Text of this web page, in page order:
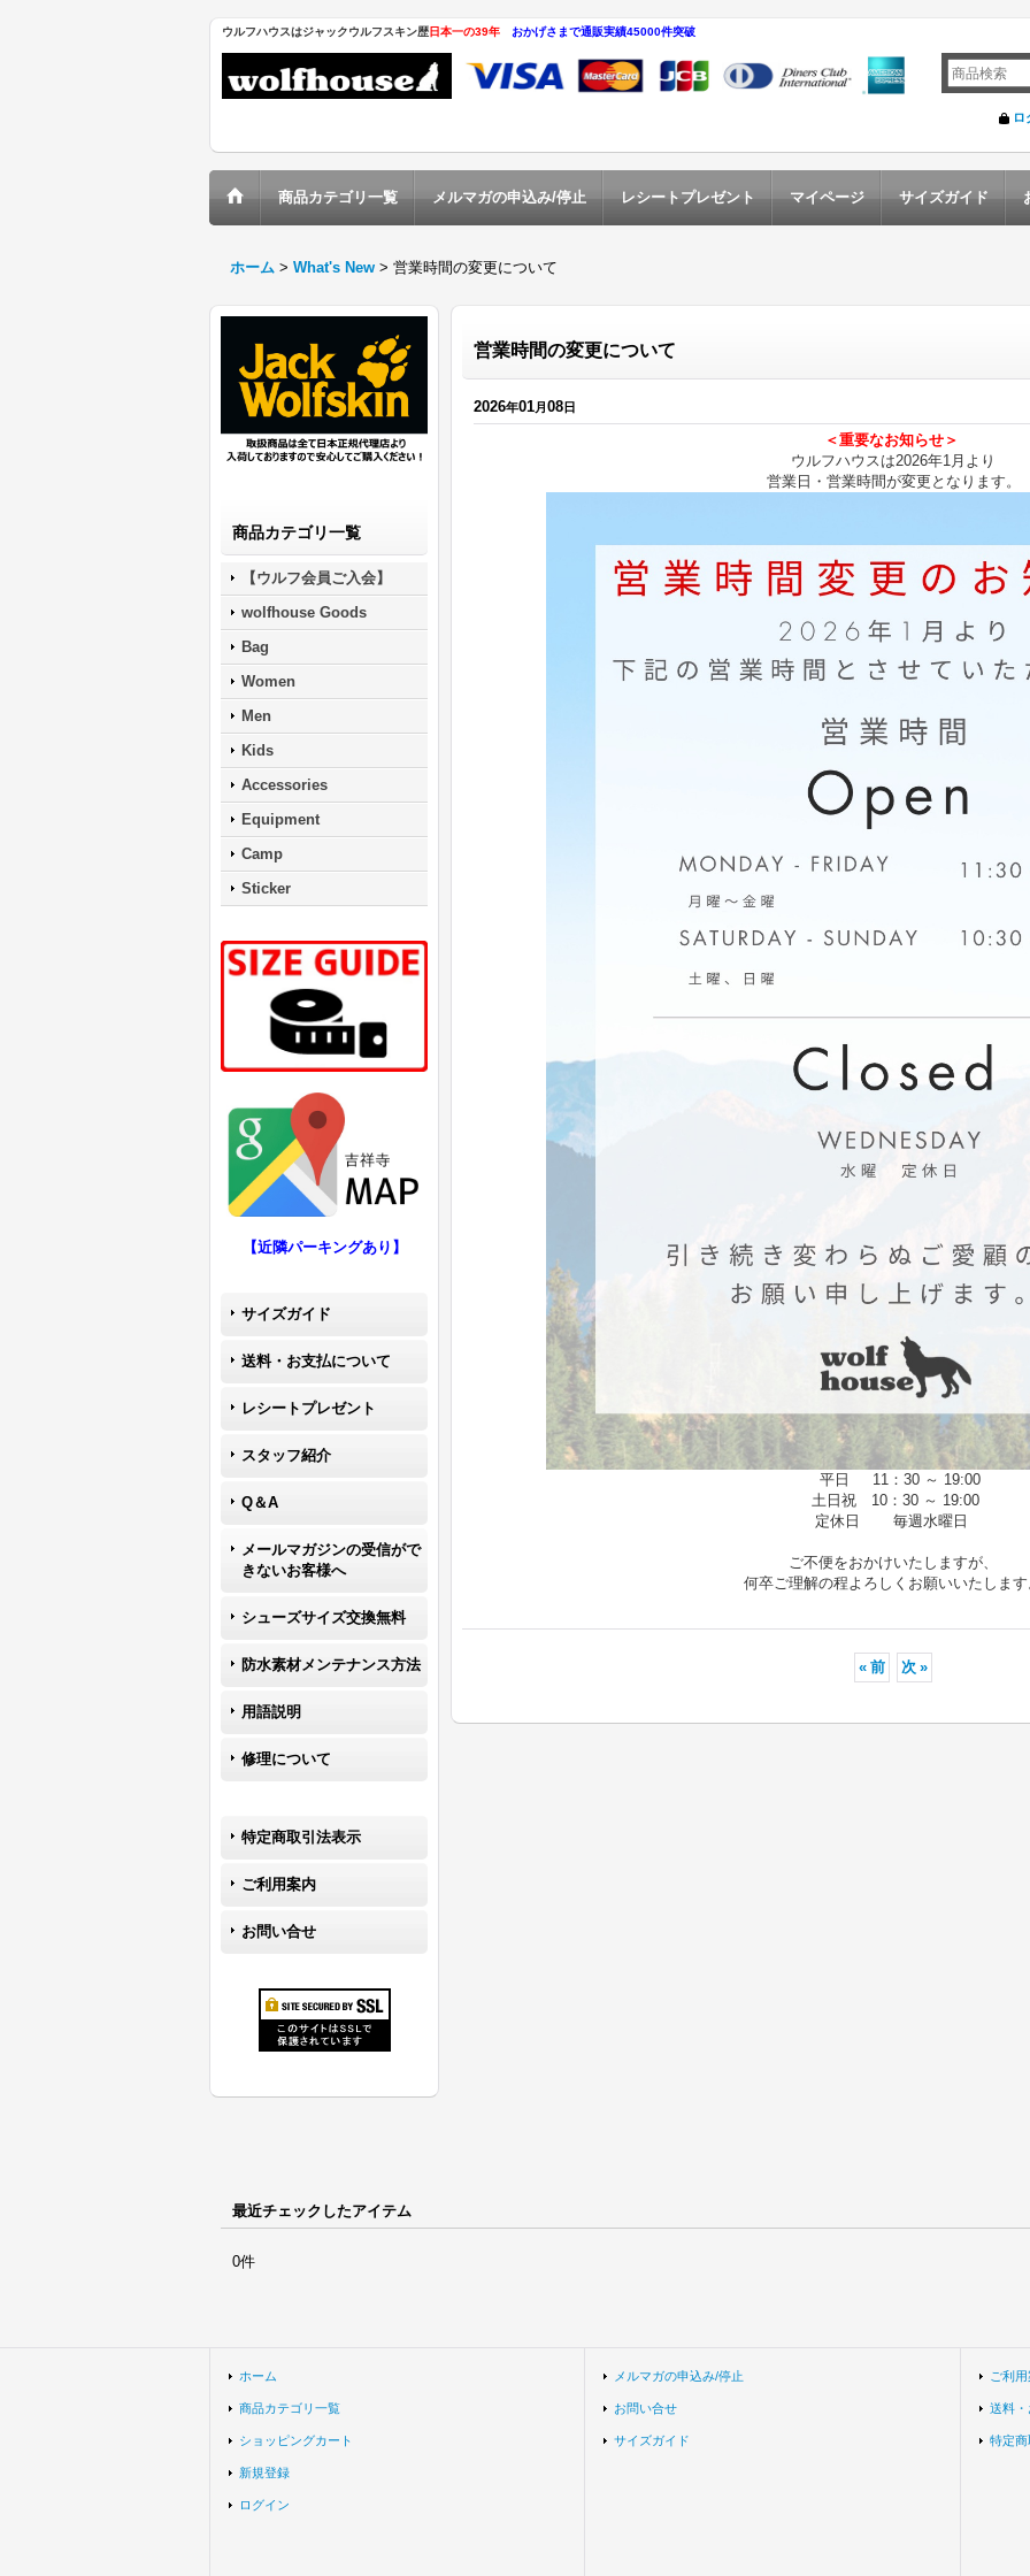
ウルフハウスはジャックウルフスキン歴日本一の39年 おかげさまで通販実績45000件突破
ロ
商品カテゴリ一覧 メルマガの申込み/停止 レシートプレゼント マイページ サイズガイド
ホーム > What's New > 営業時間の変更について
商品カテゴリ一覧
【ウルフ会員ご入会】
wolfhouse Goods
Bag
Women
Men
Kids
Accessories
Equipment
Camp
Sticker
【近隣パーキングあり】
サイズガイド
送料・お支払について
レシートプレゼント
スタッフ紹介
Q＆A
メールマガジンの受信がで
きないお客様へ
シューズサイズ交換無料
防水素材メンテナンス方法
用語説明
修理について
特定商取引法表示
ご利用案内
お問い合せ
営業時間の変更について
2026年01月08日
＜重要なお知らせ＞
ウルフハウスは2026年1月より
営業日・営業時間が変更となります。
平日 11：30 ～ 19:00
土日祝 10：30 ～ 19:00
定休日 毎週水曜日
ご不便をおかけいたしますが、
何卒ご理解の程よろしくお願いいたしま
« 前 次 »
最近チェックしたアイテム
0件
ホーム
商品カテゴリ一覧
ショッピングカート
新規登録
ログイン
メルマガの申込み/停止
お問い合せ
サイズガイド
ご利
送料
特定